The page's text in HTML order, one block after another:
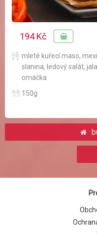
194 Kč
mleté kuřecí maso,
slanina, ledový salát,
omáčka
150g